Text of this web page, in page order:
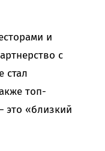
и
с
стал
топ-
это «близкий